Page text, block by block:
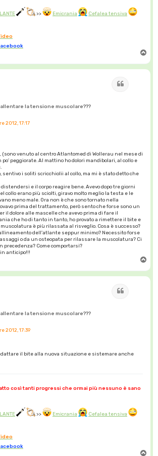
>> Emicrania
Cefalea tensiva
p
la tensione muscolare???
2012, 17:17
venuto al centro Atlantomed di Wollerau nel mese di
po' peggiorate. Al mattino ho dolori mandibolari, al collo e
sentivo i soliti scricchiolii al collo, ma mi è stato detto che
e il corpo reagire bene. Avevo dopo tre giorni
collo erano più sciolti, giravo molto meglio la testa e le
meno male. Ora non è che sono tornato nella
prima del trattamento, però sento che forse sono un
il dolore alle mascelle che avevo prima di fare il
che ho di tanto in tanto, ho provato a rimettere il bite e
muscolatura è più rilassata al risveglio. Cosa è successo?
dell'atlante seppur minimo? Necessito forse
o da un osteopata per rilassare la muscolatura? Ci
precedenza? Come comportarsi?
anticipo!!!
p
la tensione muscolare???
2012, 17:39
il bite alla nuova situazione e sistemare anche
così tanti progressi che ormai più nessuno è sano
>> Emicrania
Cefalea tensiva